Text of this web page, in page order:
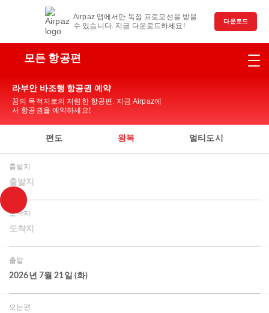
Airpaz 앱에서만 독점 프로모션을 받을
수 있습니다. 지금 다운로드하세요!
다운로드
모든 항공편
라부안 바조행 항공권 예약
꿈의 목적지로의 저렴한 항공편. 지금 Airpaz에
서 항공권을 예약하세요!
편도 왕복 멀티도시
출발지
출발지
도착지
도착지
출발
2026년 7월 21일 (화)
오는편